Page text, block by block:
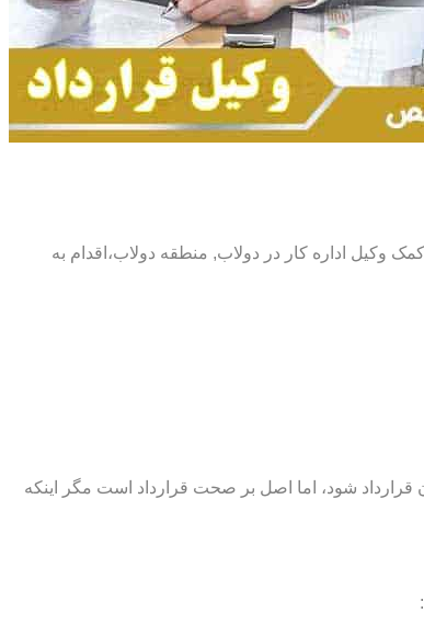
کمک وکیل اداره کار در دولاب, منطقه دولاب،اقدام به
بطلان قرارداد شود، اما اصل بر صحت قرارداد است مگر اینکه